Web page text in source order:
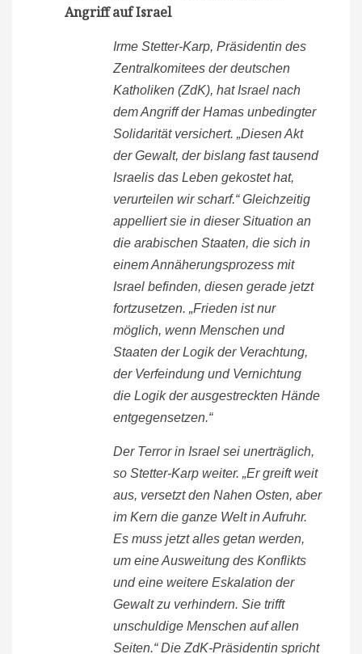
Angriff auf Israel
Irme Stetter-Karp, Präsidentin des
Zentralkomitees der deutschen
Katholiken (ZdK), hat Israel nach
dem Angriff der Hamas unbedingter
Solidarität versichert. „Diesen Akt
der Gewalt, der bislang fast tausend
Israelis das Leben gekostet hat,
verurteilen wir scharf.“ Gleichzeitig
appelliert sie in dieser Situation an
die arabischen Staaten, die sich in
einem Annäherungsprozess mit
Israel befinden, diesen gerade jetzt
fortzusetzen. „Frieden ist nur
möglich, wenn Menschen und
Staaten der Logik der Verachtung,
der Verfeindung und Vernichtung
die Logik der ausgestreckten Hände
entgegensetzen.“
Der Terror in Israel sei unerträglich,
so Stetter-Karp weiter. „Er greift weit
aus, versetzt den Nahen Osten, aber
im Kern die ganze Welt in Aufruhr.
Es muss jetzt alles getan werden,
um eine Ausweitung des Konflikts
und eine weitere Eskalation der
Gewalt zu verhindern. Sie trifft
unschuldige Menschen auf allen
Seiten.“ Die ZdK-Präsidentin spricht